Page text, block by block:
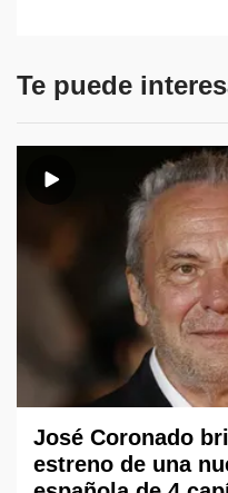
Te puede
José Coronado
estreno de una